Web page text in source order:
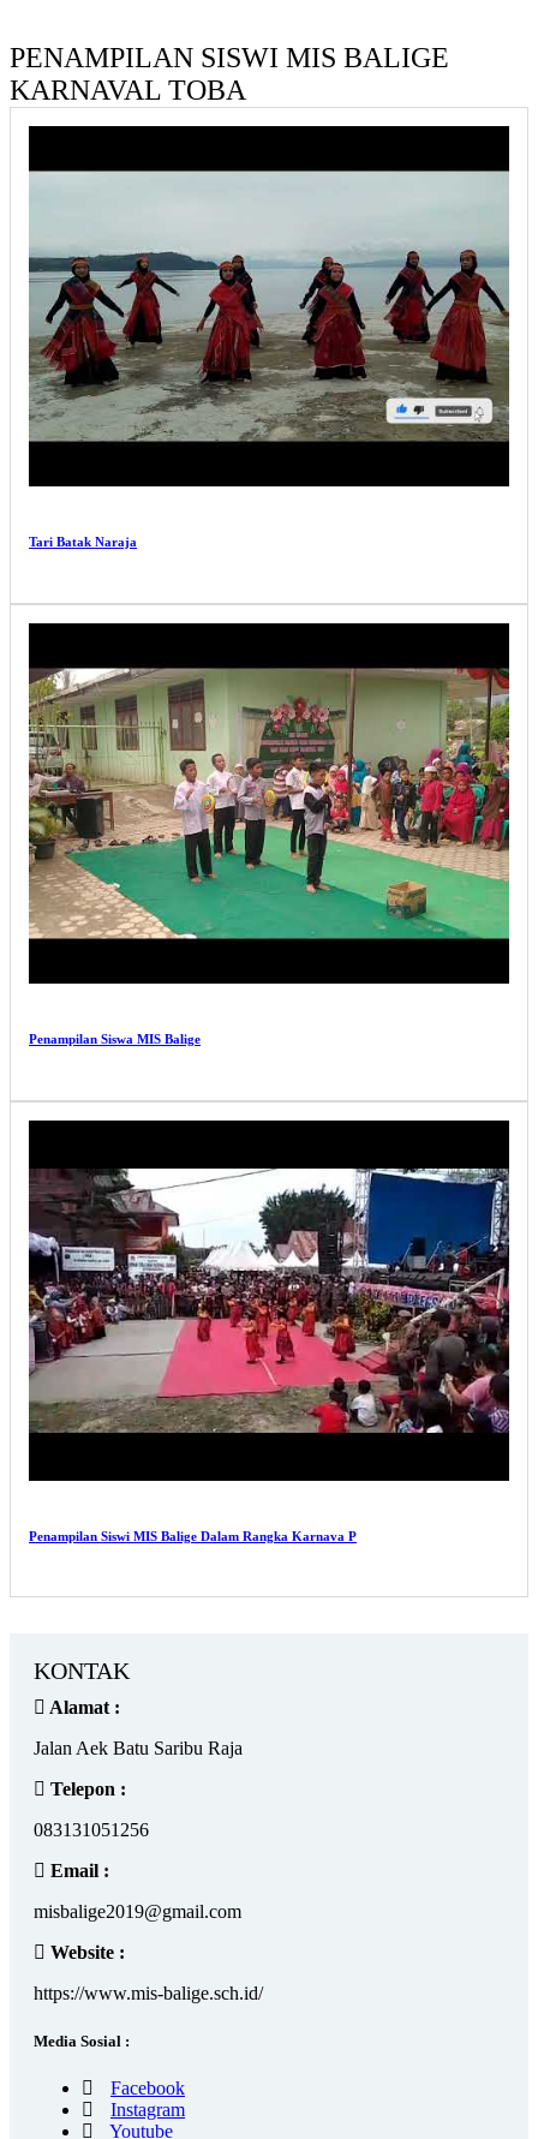
PENAMPILAN SISWI MIS BALIGE
KARNAVAL TOBA
Tari Batak Naraja
Penampilan Siswa MIS Balige
Penampilan Siswi MIS Balige Dalam Rangka Karnava P
KONTAK
Alamat :
Jalan Aek Batu Saribu Raja
Telepon :
083131051256
Email :
misbalige2019@gmail.com
Website :
https://www.mis-balige.sch.id/
Media Sosial :
Facebook
Instagram
Youtube